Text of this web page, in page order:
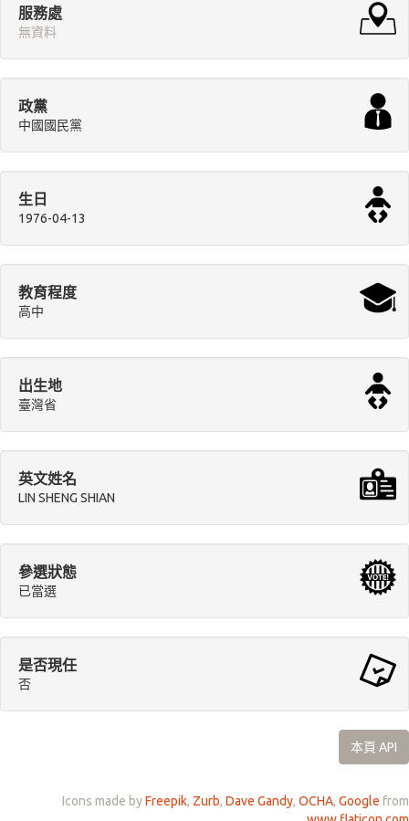
服務處
無資料
政黨
中國國民黨
生日
1976-04-13
教育程度
高中
出生地
臺灣省
英文姓名
LIN SHENG SHIAN
參選狀態
已當選
是否現任
否
本頁 API
Icons made byFreepik, Zurb, Dave Gandy, OCHA, Google from